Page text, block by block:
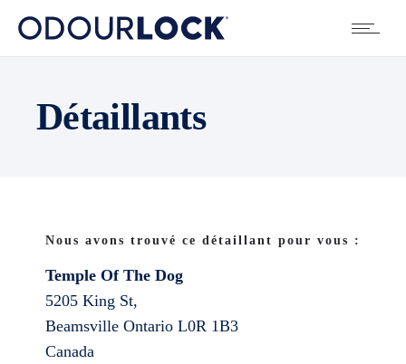
Détaillants
Nous avons trouvé ce détaillant pour vous :
Temple Of The Dog
5205 King St,
Beamsville Ontario L0R 1B3
Canada